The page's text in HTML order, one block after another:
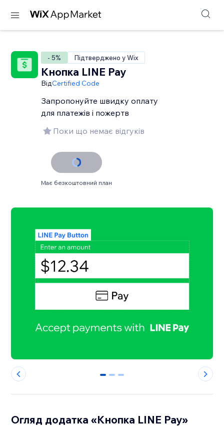
- 5% Підтверджено у Wix
Кнопка LINE Pay
ВідCertified Code
Запропонуйте швидку оплату
для платежів і пожертв
Поки що немає відгуків
Має безкоштовний план
0 1 2
Огляд додатка «Кнопка LINE Pay»